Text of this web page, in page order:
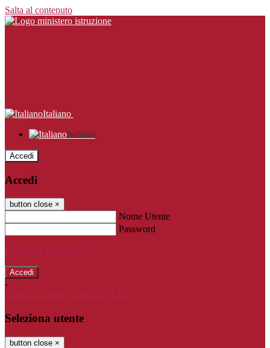
Salta al contenuto
Italiano
Italiano
Accedi
Accedi
button close ×
Nome Utente
Password
Password dimenticata?
-
Entra con SPID
Entra con CIE
Seleziona utente
button close ×